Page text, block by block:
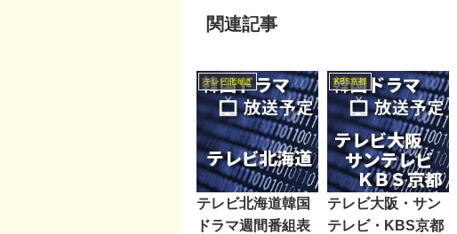
関連記事
テレビ北海道
テレビ北海道韓国
ドラマ週間番組表
KBS京都
テレビ大阪・サン
テレビ・KBS京都